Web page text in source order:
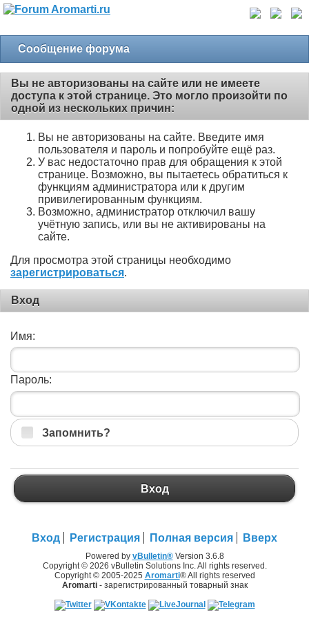
Сообщение форума
Вы не авторизованы на сайте или не имеете
доступа к этой странице. Это могло произойти по
одной из нескольких причин:
Вы не авторизованы на сайте. Введите имя
пользователя и пароль и попробуйте ещё раз.
У вас недостаточно прав для обращения к этой
странице. Возможно, вы пытаетесь обратиться к
функциям администратора или к другим
привилегированным функциям.
Возможно, администратор отключил вашу
учётную запись, или вы не активированы на
сайте.
Для просмотра этой страницы необходимо
зарегистрироваться.
Вход
Имя:
Пароль:
Запомнить?
Вход
Вход Регистрация Полная версия Вверх
Powered by vBulletin®Version 3.6.8
Copyright © 2026 vBulletin Solutions Inc. All rights reserved.
Copyright © 2005-2025 Aromarti® All rights reserved
Aromarti- зарегистрированный товарный знак